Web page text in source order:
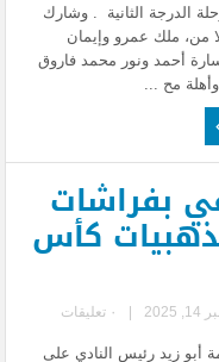
الدرجة الثانية . وشارك
من، ملك عمرو وإيمان
أحمد ونور محمد فاروق
مح ...
بفراشات
بذهبيات كأس
٠ تعليقات
أبو زيد رئيس النادي على